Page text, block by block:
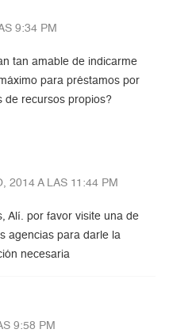
9:34 PM
tan amable de indicarme
para préstamos por
de recursos propios?
2014 A LAS 11:44 PM
Alí. por favor visite una de
agencias para darle la
necesaria
9:58 PM